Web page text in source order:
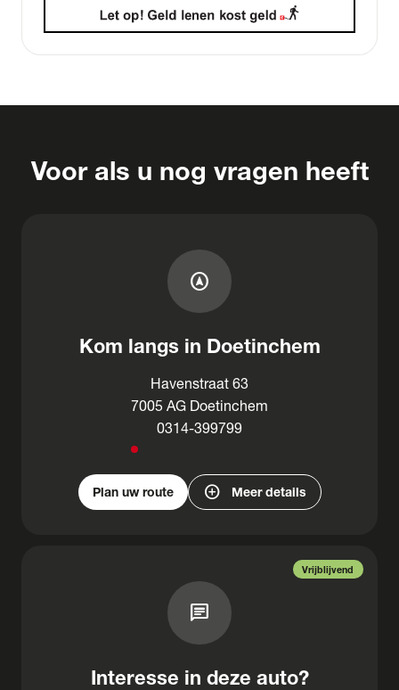
Voor als u nog vragen heeft
assistant_navigation
Kom langs in Doetinchem
Havenstraat 63
7005 AG Doetinchem
0314-399799
Plan uw route add_circle Meer details
Vrijblijvend
chat
Interesse in deze auto?